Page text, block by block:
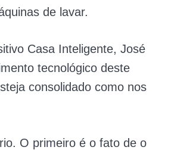
de lavar.
Casa Inteligente, José
tecnológico deste
consolidado como nos
O primeiro é o fato de o